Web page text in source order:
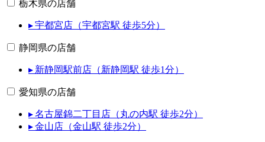
栃木県の店舗
▸ 宇都宮店（宇都宮駅 徒歩5分）
静岡県の店舗
▸ 新静岡駅前店（新静岡駅 徒歩1分）
愛知県の店舗
▸ 名古屋錦二丁目店（丸の内駅 徒歩2分）
▸ 金山店（金山駅 徒歩2分）